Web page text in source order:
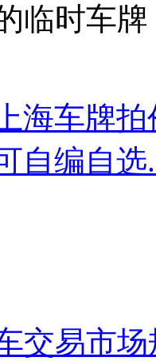
临时车
上海车牌
自编自选
交易市场